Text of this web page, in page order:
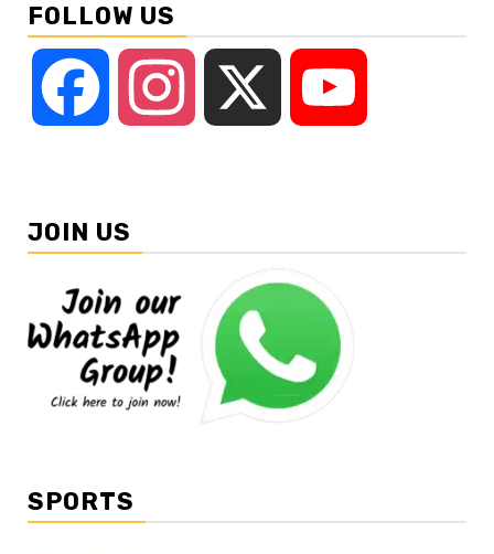
FOLLOW US
Facebook Instagram
JOIN US
SPORTS